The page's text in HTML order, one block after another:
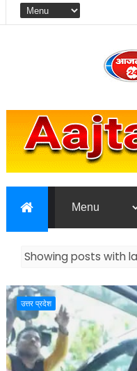
Showing posts with
उत्तर प्रदेश